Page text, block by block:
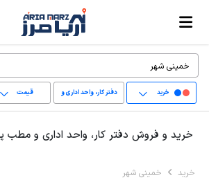
خرید دفتر کار، واحد اداری و
مطب پزشکی
قیمت
خرید و فروش دفتر کار، واحد اداری و
خرید خمینی شهر